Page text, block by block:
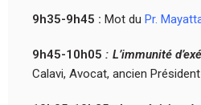
9h35-9h45 : Mot du Pr.
9h45-10h05: L’immunité
Calavi, Avocat, ancien